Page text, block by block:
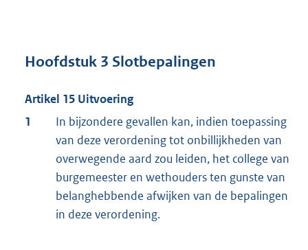
Hoofdstuk 3 Slotbepalingen
Artikel 15 Uitvoering
1
In bijzondere gevallen kan, indien toepassing
van deze verordening tot onbillijkheden van
overwegende aard zou leiden, het college van
burgemeester en wethouders ten gunste van
belanghebbende afwijken van de bepalingen
in deze verordening.